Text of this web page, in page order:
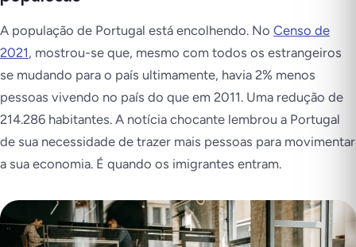
A população de Portugal está encolhendo. No Censo de
2021, mostrou-se que, mesmo com todos os estrangeiros
se mudando para o país ultimamente, havia 2% menos
pessoas vivendo no país do que em 2011. Uma redução de
214.286 habitantes. A notícia chocante lembrou a Portugal
de sua necessidade de trazer mais pessoas para movimentar
a sua economia. É quando os imigrantes entram.